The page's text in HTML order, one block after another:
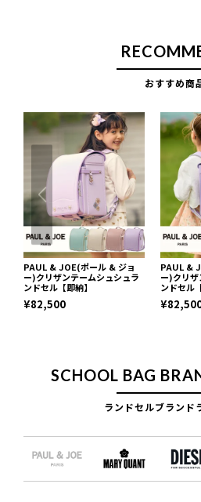
おすすめ商
PAUL & JOE(ポール & ジョ
ー)クリザンテームシュシュラ
ンドセル【即納】
¥82,500
PAUL &
ー)クリザ
ンドセル
SCHOOL BAG
ランドセルブランド